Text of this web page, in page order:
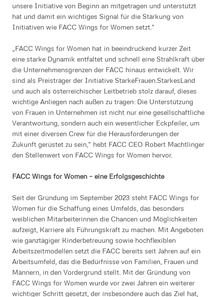
unsere Initiative von Beginn an mitgetragen und unterstützt
hat und damit ein wichtiges Signal für die Stärkung von
Initiativen wie FACC Wings for Women setzt.“
„FACC Wings for Women hat in beeindruckend kurzer Zeit
eine starke Dynamik entfaltet und schnell eine Strahlkraft über
die Unternehmensgrenzen der FACC hinaus entwickelt. Wir
sind als Preisträger der Initiative StarkeFrauen.StarkesLand
und auch als österreichischer Leitbetrieb stolz darauf, dieses
wichtige Anliegen nach außen zu tragen: Die Unterstützung
von Frauen in Unternehmen ist nicht nur eine gesellschaftliche
Verantwortung, sondern auch ein wesentlicher Eckpfeiler, um
mit einer diversen Crew für die Herausforderungen der
Zukunft gerüstet zu sein,“ hebt FACC CEO Robert Machtlinger
den Stellenwert von FACC Wings for Women hervor.
FACC Wings for Women – eine Erfolgsgeschichte
Seit der Gründung im September 2023 steht FACC Wings for
Women für die Schaffung eines Umfelds, das besonders
weiblichen Mitarbeiterinnen die Chancen und Möglichkeiten
aufzeigt, Karriere als Führungskraft zu machen. Mit Angeboten
wie ganztägiger Kinderbetreuung sowie hochflexiblen
Arbeitszeitmodellen setzt die FACC bereits seit Jahren auf ein
Arbeitsumfeld, das die Bedürfnisse von Familien, Frauen und
Männern, in den Vordergrund stellt. Mit der Gründung von
FACC Wings for Women wurde vor zwei Jahren ein weiterer
wichtiger Schritt gesetzt, der insbesondere auch das Ziel hat,